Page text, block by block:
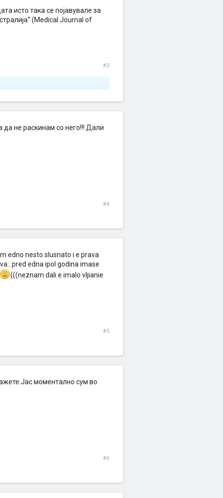
исто така се појавувале за
(Medical Journal of
#3
не раскинам со него!!! Дали
#4
edno nesto slusnato i e prava
edna ipol godina imase
(((neznam dali e imalo vljianie
#5
моментално сум во
#6